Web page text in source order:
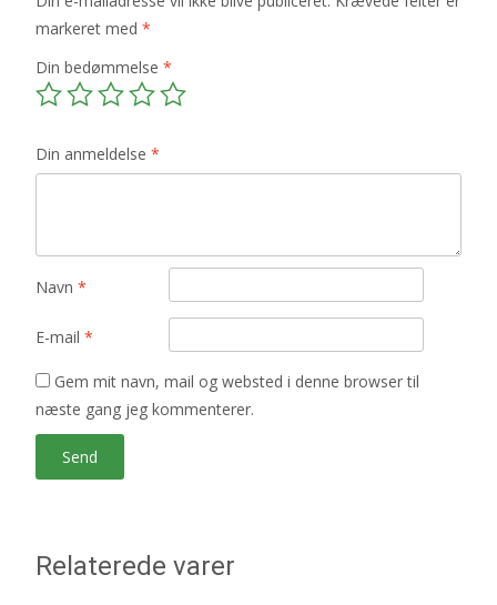
markeret med *
Din bedømmelse *
Din anmeldelse *
Navn *
E-mail *
Gem mit navn, mail og websted i denne browser til
næste gang jeg kommenterer.
Relaterede varer